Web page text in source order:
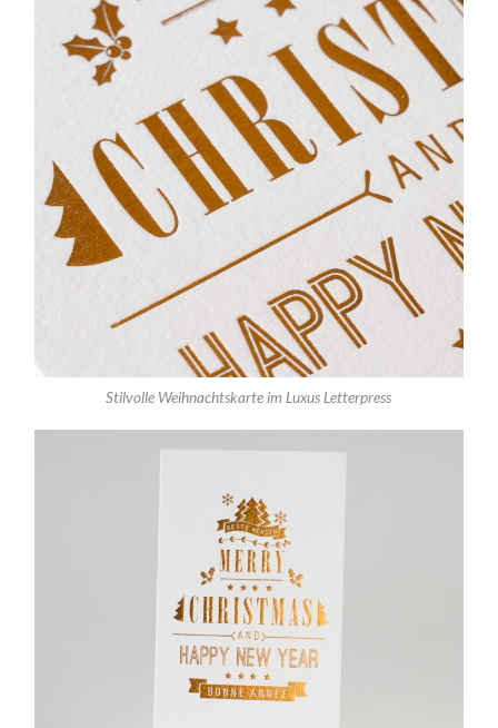
Stilvolle Weihnachtskarte im Luxus Letterpress